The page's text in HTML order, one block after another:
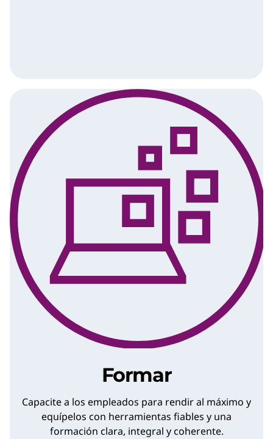
Formar
Capacite a los empleados para rendir al máximo y
equípelos con herramientas fiables y una
formación clara, integral y coherente.